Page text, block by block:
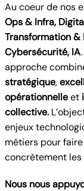
Au coeur de nos
Ops & Infra,
Transformation &
Cybersécurité, IA
approche
stratégique,
opérationnelleet
collective.
enjeux
métiers pour
concrètement les
Nous nous